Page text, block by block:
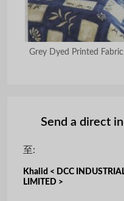
Grey Dyed Printed
Send a direct
至:
Khalid < DCC
LIMITED >